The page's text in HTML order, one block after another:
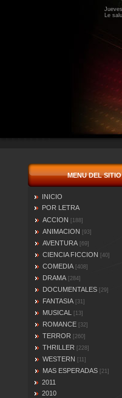
Le
MENU DEL SITIO
INICIO
POR LETRA
ACCION
[188]
ANIMACION [93]
AVENTURA [69]
CIENCIA FICCION [40]
COMEDIA [408]
DRAMA [284]
DOCUMENTALES [29]
FANTASIA [31]
MUSICAL [13]
ROMANCE [32]
TERROR [260]
THRILLER [228]
WESTERN [11]
MAS ESPERADAS [21]
2011
2010